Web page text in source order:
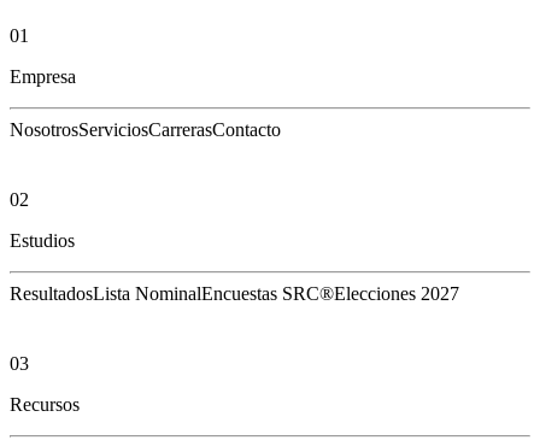
01
Empresa
NosotrosServiciosCarrerasContacto
02
Estudios
ResultadosLista NominalEncuestas SRC®Elecciones 2027
03
Recursos